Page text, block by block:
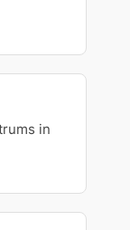
in